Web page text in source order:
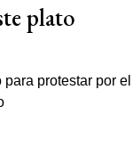
plato